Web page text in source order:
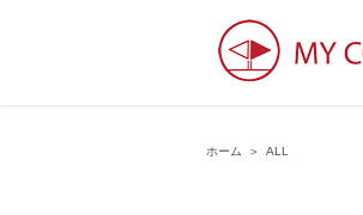
ホーム ＞ ALL